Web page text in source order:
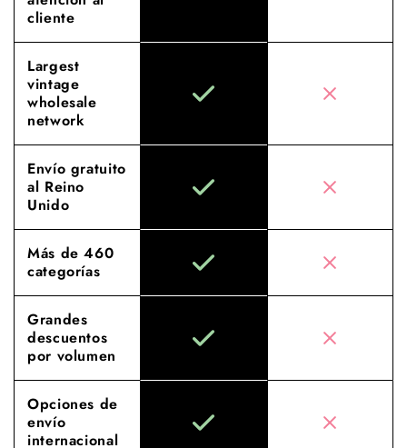
cliente
Largest
vintage
wholesale
network
Envío gratuito
al Reino
Unido
Más de 460
categorías
Grandes
descuentos
por volumen
Opciones de
envío
internacional